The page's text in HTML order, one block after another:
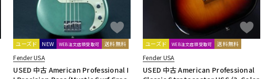
ユーズド NEW WEB注文店頭受取可 送料無料
Fender USA
USED 中古 American Professional I
ユーズド WEB注文店頭受取可 送料無料
Fender USA
USED 中古 American Professional